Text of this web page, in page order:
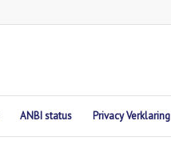
ANBI status Privacy Verklaring